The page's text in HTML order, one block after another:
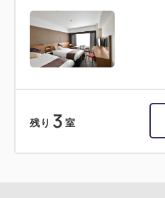
残り 3 室